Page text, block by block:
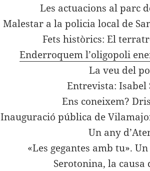
Les actuacions al parc
Malestar a la policia local de
Fets històrics: El
Enderroquem l’oligopoli
La veu del
Entrevista: Isabel
Ens coneixem?
Inauguració pública de
Un any
«Les gegantes amb tu».
Serotonina, la causa